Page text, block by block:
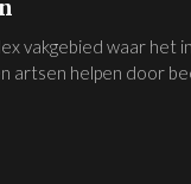
vakgebied waar
artsen helpen door